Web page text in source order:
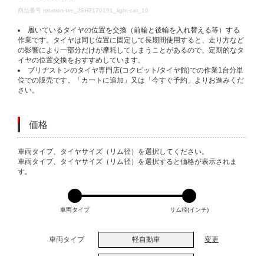
DETAILS
商品番号 rotation-tire_JSH3170101_light-car_16
履いているタイヤの位置を交換（前輪と後輪を入れ替える等）する
作業です。タイヤは同じ位置に固定して長期間使用すると、走り方など
の影響により一部分だけが摩耗してしまうことがあるので、定期的なタ
イヤの位置交換をおすすめしています。
ブリヂストンのタイヤ専門店(コクピット/タイヤ館)での作業1台分単
位での販売です。「カートに追加」又は「今すぐ予約」よりお進みくだ
さい。
価格
VARIATIONS
車両タイプ、タイヤサイズ（リム径）を選択してください。
車両タイプ、タイヤサイズ（リム径）を選択すると価格が表示されま
す。
車両タイプ リム径(インチ)
車両タイプ 軽自動車 変更